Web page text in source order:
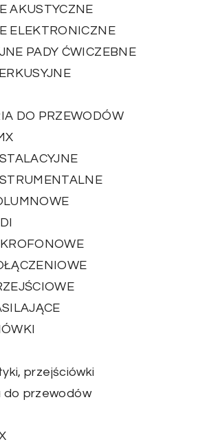
AKUSTYCZNE
ELEKTRONICZNE
PADY ĆWICZEBNE
DO PRZEWODÓW
przejściówki
do przewodów